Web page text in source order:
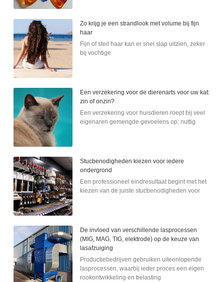
Zo krijg je een strandlook met volume bij fijn
haar
Fijn of steil haar kan er snel slap uitzien, zeker
bij vochtige
Een verzekering voor de dierenarts voor uw kat:
zin of onzin?
Een verzekering voor huisdieren roept bij veel
eigenaren gemengde gevoelens op: nuttig
Stucbenodigheden kiezen voor iedere
ondergrond
Een professioneel eindresultaat begint met het
kiezen van de juiste stucbenodigheden voor
De invloed van verschillende lasprocessen
(MIG, MAG, TIG, elektrode) op de keuze van
lasafzuiging
Productiebedrijven gebruiken uiteenlopende
lasprocessen, waarbij ieder proces een eigen
rookontwikkeling en belasting